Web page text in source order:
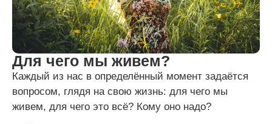
Для чего мы живем?
Каждый из нас в определённый момент задаётся
вопросом, глядя на свою жизнь: для чего мы
живем, для чего это всё? Кому оно надо?